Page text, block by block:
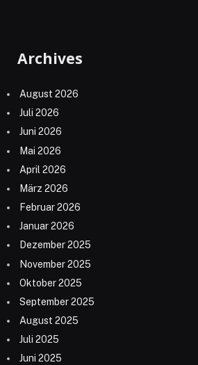
Archives
August 2026
Juli 2026
Juni 2026
Mai 2026
April 2026
März 2026
Februar 2026
Januar 2026
Dezember 2025
November 2025
Oktober 2025
September 2025
August 2025
Juli 2025
Juni 2025